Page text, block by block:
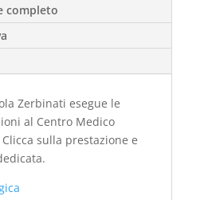
completo
Zerbinati esegue le
al Centro Medico
sulla prestazione e